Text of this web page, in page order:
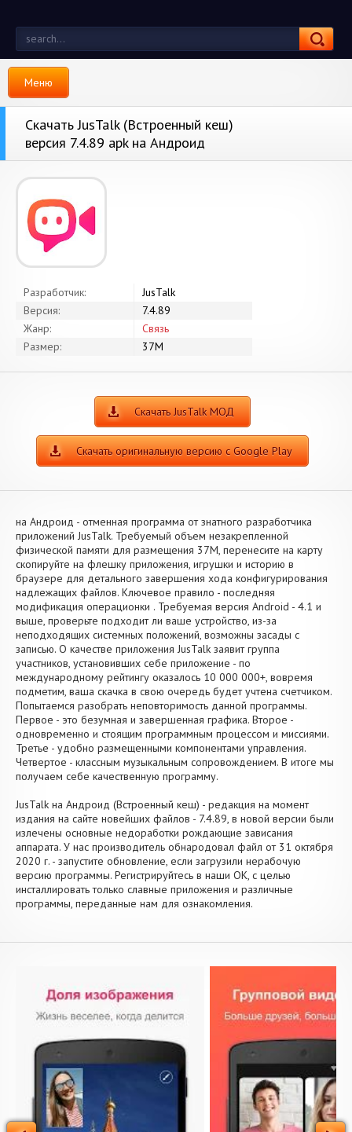
Меню
Скачать JusTalk (Встроенный кеш)
версия 7.4.89 apk на Андроид
Разработчик:
JusTalk
Версия:
7.4.89
Жанр:
Связь
Размер:
37M
Скачать JusTalk МОД
Скачать оригинальную версию с Google Play
на Андроид - отменная программа от знатного разработчика
приложений JusTalk. Требуемый объем незакрепленной
физической памяти для размещения 37M, перенесите на карту
скопируйте на флешку приложения, игрушки и историю в
браузере для детального завершения хода конфигурирования
надлежащих файлов. Ключевое правило - последняя
модификация операционки . Требуемая версия Android - 4.1 и
выше, проверьте подходит ли ваше устройство, из-за
неподходящих системных положений, возможны засады с
записью. О качестве приложения JusTalk заявит группа
участников, установивших себе приложение - по
международному рейтингу оказалось 10 000 000+, вовремя
подметим, ваша скачка в свою очередь будет учтена счетчиком.
Попытаемся разобрать неповторимость данной программы.
Первое - это безумная и завершенная графика. Второе -
одновременно и стоящим программным процессом и миссиями.
Третье - удобно размещенными компонентами управления.
Четвертое - классным музыкальным сопровождением. В итоге мы
получаем себе качественную программу.
JusTalk на Андроид (Встроенный кеш) - редакция на момент
издания на сайте новейших файлов - 7.4.89, в новой версии были
излечены основные недоработки рождающие зависания
аппарата. У нас производитель обнародовал файл от 31 октября
2020 г. - запустите обновление, если загрузили нерабочую
версию программы. Регистрируйтесь в наши OK, с целью
инсталлировать только славные приложения и различные
программы, переданные нам для ознакомления.